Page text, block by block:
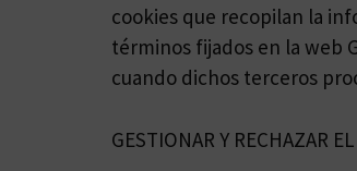
cookies que recopilan la
términos fijados en la web
cuando dichos terceros
GESTIONAR Y RECHAZAR